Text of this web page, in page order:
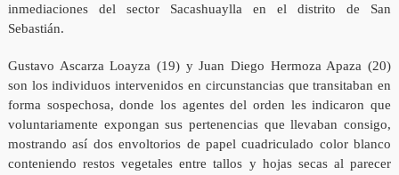
inmediaciones del sector Sacashuaylla en el distrito de San
Sebastián.
Gustavo Ascarza Loayza (19) y Juan Diego Hermoza Apaza (20)
son los individuos intervenidos en circunstancias que transitaban en
forma sospechosa, donde los agentes del orden les indicaron que
voluntariamente expongan sus pertenencias que llevaban consigo,
mostrando así dos envoltorios de papel cuadriculado color blanco
conteniendo restos vegetales entre tallos y hojas secas al parecer